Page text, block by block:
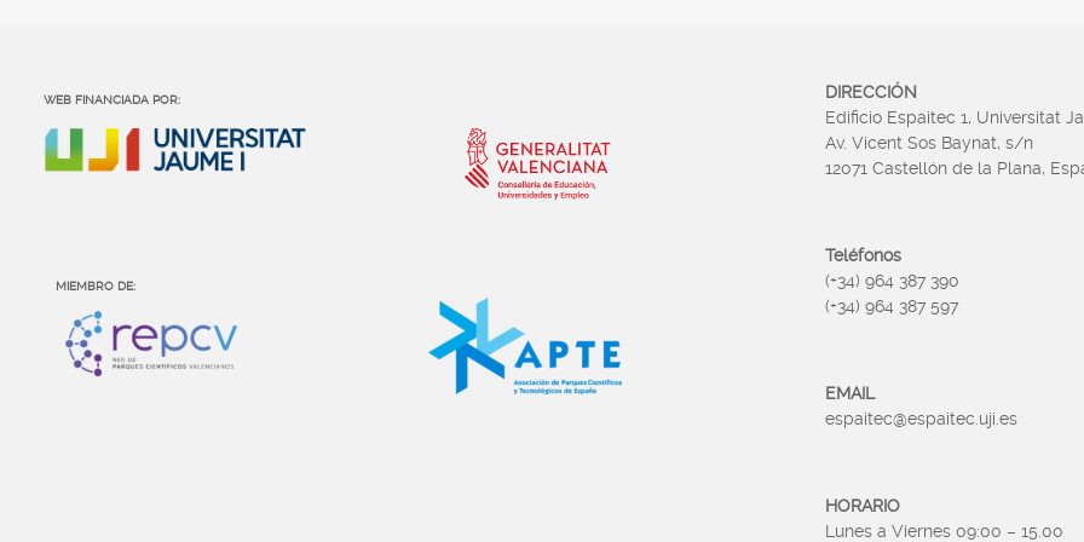
WEB FINANCIADA POR:
MIEMBRO DE:
DIRECCIÓN
Edificio Espaitec 1, Universitat
Av. Vicent Sos Baynat, s/n
12071 Castellón de la Plana,
Teléfonos
(+34) 964 387 390
(+34) 964 387 597
EMAIL
espaitec@espaitec.uji.es
HORARIO
Lunes a Viernes 09:00 – 15.00